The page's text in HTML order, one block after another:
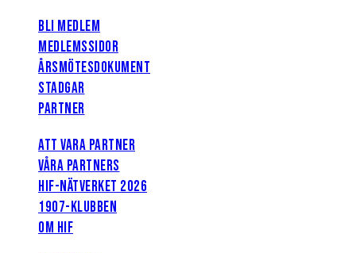
BLI MEDLEM
MEDLEMSSIDOR
ÅRSMÖTESDOKUMENT
STADGAR
PARTNER
ATT VARA PARTNER
VÅRA PARTNERS
HIF-NÄTVERKET 2026
1907-KLUBBEN
OM HIF